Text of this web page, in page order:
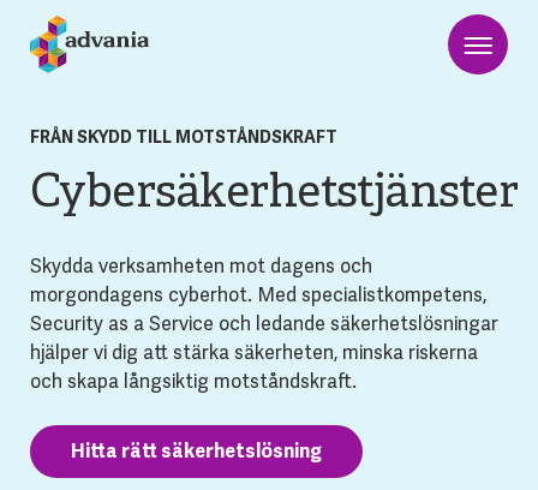
FRÅN SKYDD TILL MOTSTÅNDSKRAFT
Cybersäkerhetstjänster
Skydda verksamheten mot dagens och
morgondagens cyberhot. Med specialistkompetens,
Security as a Service och ledande säkerhetslösningar
hjälper vi dig att stärka säkerheten, minska riskerna
och skapa långsiktig motståndskraft.
Hitta rätt säkerhetslösning